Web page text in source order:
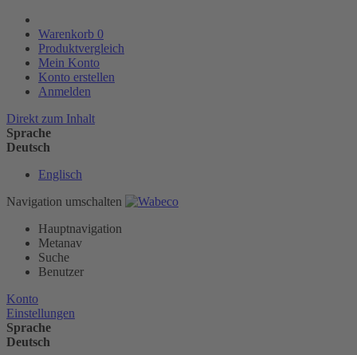
Warenkorb 0
Produktvergleich
Mein Konto
Konto erstellen
Anmelden
Direkt zum Inhalt
Sprache
Deutsch
Englisch
Navigation umschalten
Hauptnavigation
Metanav
Suche
Benutzer
Konto
Einstellungen
Sprache
Deutsch